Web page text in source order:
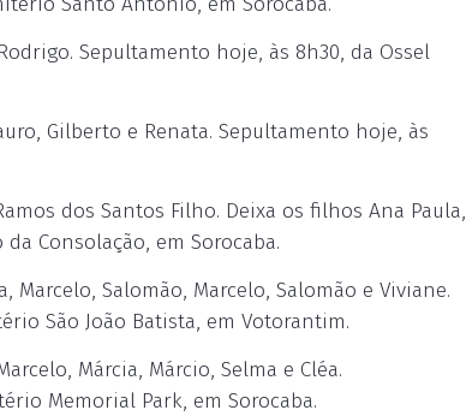
Sepultamento hoje, às 8h30, da Ossel
Gilberto e Renata. Sepultamento hoje, às
dos Santos Filho. Deixa os filhos Ana Paula,
Consolação, em Sorocaba.
Marcelo, Salomão, Marcelo, Salomão e Viviane.
São João Batista, em Votorantim.
Márcia, Márcio, Selma e Cléa.
Memorial Park, em Sorocaba.